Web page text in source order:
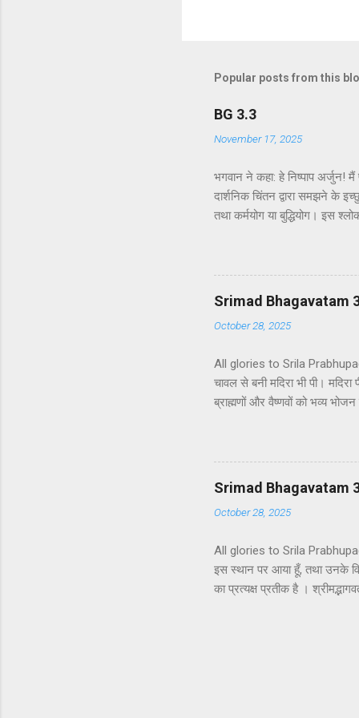
Popular posts from this
BG 3.3
November 17, 2025
भगवान ने कहा: हे निष्पाप अर्जुन!
दार्शनिक चिंतन द्वारा समझने के
तथा कर्मयोग या बुद्धियोग। इस
कि दूसरे अध्याय के इकसठवें श्लोक
से मनुष्य कर्म के बंधनों से मुक्त हो
गया है - कि यह बुद्धि-योग पूर्णतः
Srimad Bhagavatam
October 28, 2025
All glories to Srila
चावल से बनी मदिरा भी पी।
ब्राह्मणों और वैष्णवों को भव्य
बनी एक प्रकार की हल्की
कठोर वचनों का प्रयोग करने लगे
सकता है। वृष्णि और भोज के
Srimad Bhagavatam
October 28, 2025
All glories to Srila
इस स्थान पर आया हूँ, तथा उनके
का प्रत्यक्ष प्रतीक है ।
विज्ञान हैं जिन्हें भगवद्गीता के